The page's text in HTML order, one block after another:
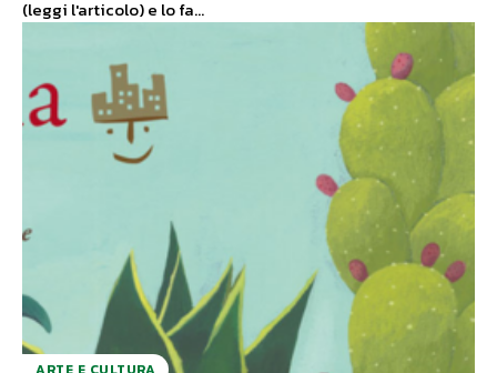
(leggi l'articolo) e lo fa...